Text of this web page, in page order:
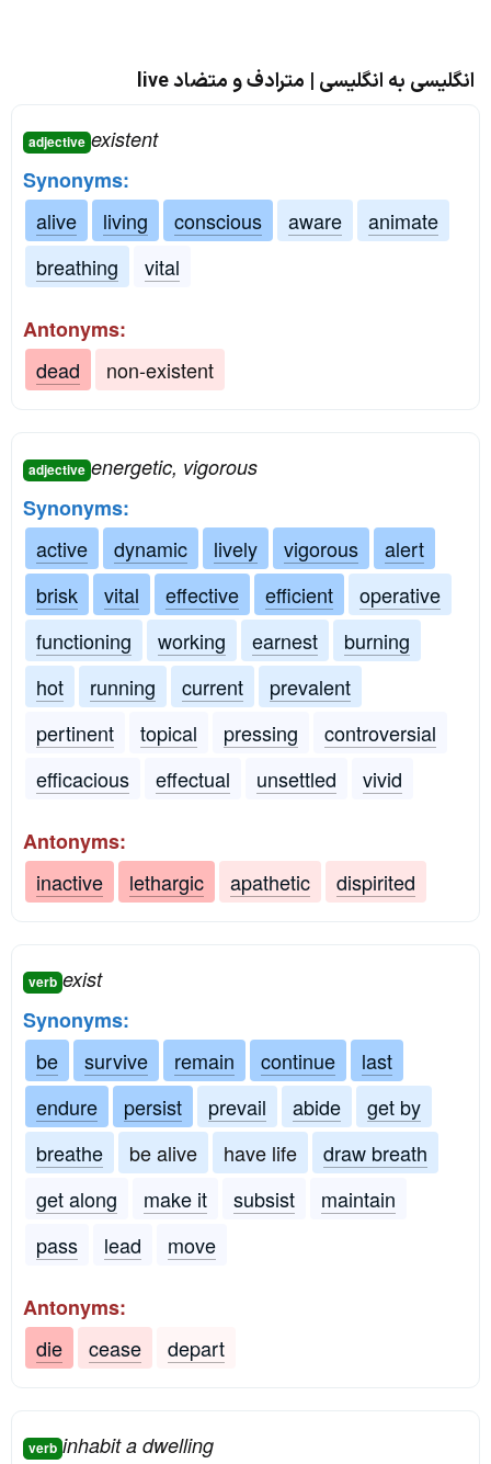
انگلیسی به انگلیسی | مترادف و متضاد live
adjective existent
Synonyms:
alive
living conscious aware
animate
breathing
vital
Antonyms:
dead
non-existent
adjective energetic, vigorous
Synonyms:
active
dynamic lively vigorous
alert
brisk
vital effective efficient
operative
functioning
working earnest
burning
hot
running current
prevalent
pertinent
topical pressing
controversial
efficacious
effectual unsettled vivid
Antonyms:
inactive
lethargic apathetic dispirited
verb exist
Synonyms:
be
survive remain continue
last
endure
persist prevail abide
get by
breathe
be alive have life
draw breath
get along
make it subsist
maintain
pass
lead move
Antonyms:
die
cease depart
verb inhabit a dwelling